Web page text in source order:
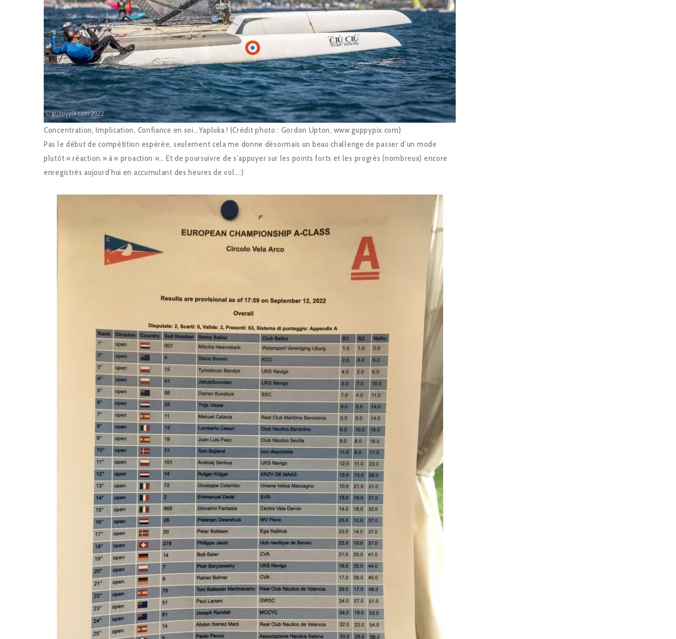
Concentration, Implication, Confiance en soi…Yapluka ! (Crédit photo : Gordon Upton, www.guppypix.com)
Pas le début de compétition espérée, seulement cela me donne désormais un beau challenge de passer d’un mode
plutôt « réaction » à « proaction »… Et de poursuivre de s’appuyer sur les points forts et les progrès (nombreux) encore
enregistrés aujourd’hui en accumulant des heures de vol…:)